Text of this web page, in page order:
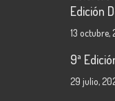
Edición
13 octubre,
9ª
29 julio,